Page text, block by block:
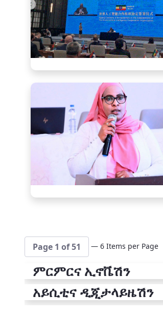
Page 1 of 51 — 6 Items per Page
ምርምርና ኢኖቬሽን
አይሲቲና ዲጂታላይዜሽን